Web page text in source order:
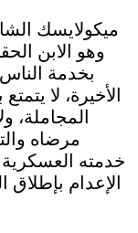
ميكولايسك
وهو الابن
بخدمة
الأخيرة، لا
المجاملة،
مرضاه
خدمته
الإعدام